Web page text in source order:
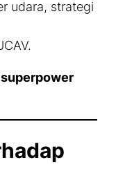
udara, strategi